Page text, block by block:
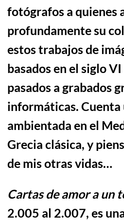
fotógrafos a quienes
profundamente su
estos trabajos de
basados en el siglo VI
pasados a grabados
informáticas.
ambientada en el
Grecia clásica, y
de mis otras vidas…
Cartas de amor a un
2.005 al 2.007, es